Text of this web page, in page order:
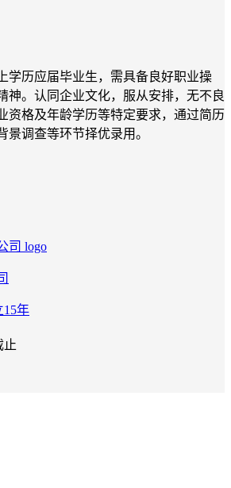
学历应届毕业生，需具备良好职业操
神。认同企业文化，服从安排，无不良
资格及年龄学历等特定要求，通过简历
景调查等环节择优录用。
15年
止